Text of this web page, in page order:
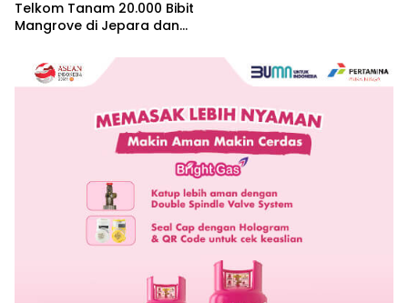
Telkom Tanam 20.000 Bibit
Mangrove di Jepara dan